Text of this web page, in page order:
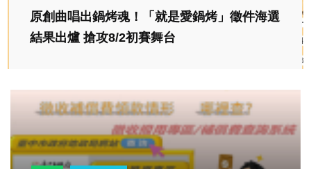
原創曲唱出鍋烤魂！「就是愛鍋烤」徵件海選
結果出爐 搶攻8/2初賽舞台